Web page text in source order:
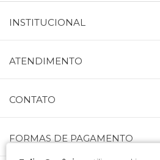
INSTITUCIONAL
ATENDIMENTO
CONTATO
FORMAS DE PAGAMENTO